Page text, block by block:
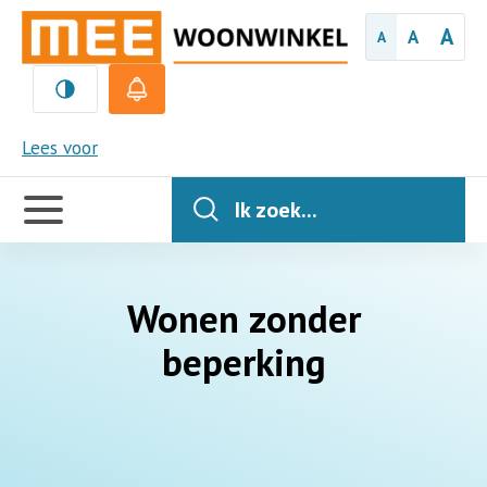
A A A
Lees voor
MEE
Handige
links
Ik zoek...
Wonen zonder
beperking